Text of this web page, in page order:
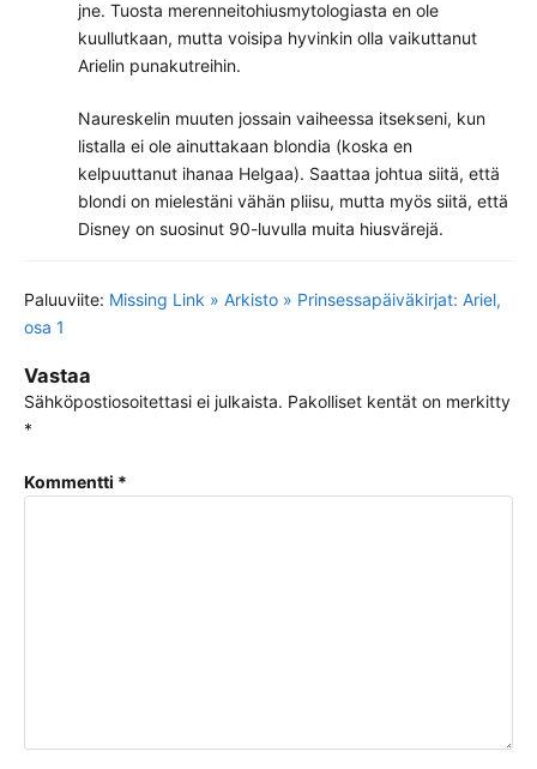
jne. Tuosta merenneitohiusmytologiasta en ole
kuullutkaan, mutta voisipa hyvinkin olla vaikuttanut
Arielin punakutreihin.
Naureskelin muuten jossain vaiheessa itsekseni, kun
listalla ei ole ainuttakaan blondia (koska en
kelpuuttanut ihanaa Helgaa). Saattaa johtua siitä, että
blondi on mielestäni vähän pliisu, mutta myös siitä, että
Disney on suosinut 90-luvulla muita hiusvärejä.
Paluuviite: Missing Link » Arkisto » Prinsessapäiväkirjat: Ariel,
osa 1
Vastaa
Sähköpostiosoitettasi ei julkaista. Pakolliset kentät on merkitty
*
Kommentti *